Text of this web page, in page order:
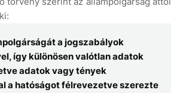
a jogszabályok
így különösen valótlan adatok
adatok vagy tények
a hatóságot félrevezetve szerezte